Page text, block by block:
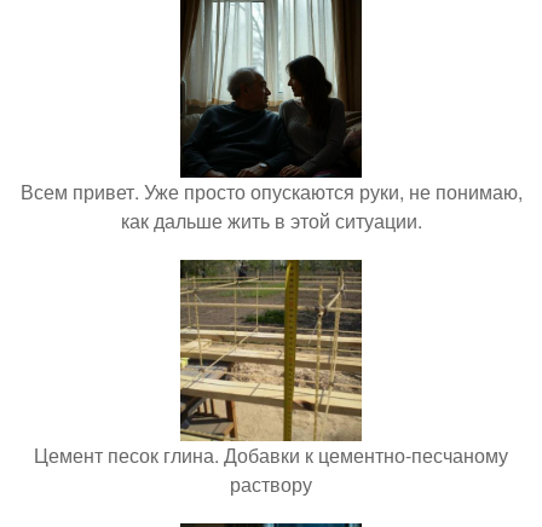
Всем привет. Уже просто опускаются руки, не понимаю,
как дальше жить в этой ситуации.
Цемент песок глина. Добавки к цементно-песчаному
раствору